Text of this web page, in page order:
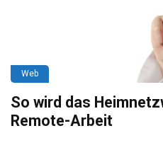
Web
So wird das
Remote-Arbeit